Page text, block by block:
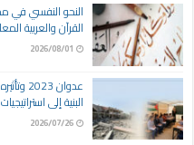
النحو النفسي في
القرآن والعربية
2026/08/01
عدوان
البنية إلى
2026/07/26